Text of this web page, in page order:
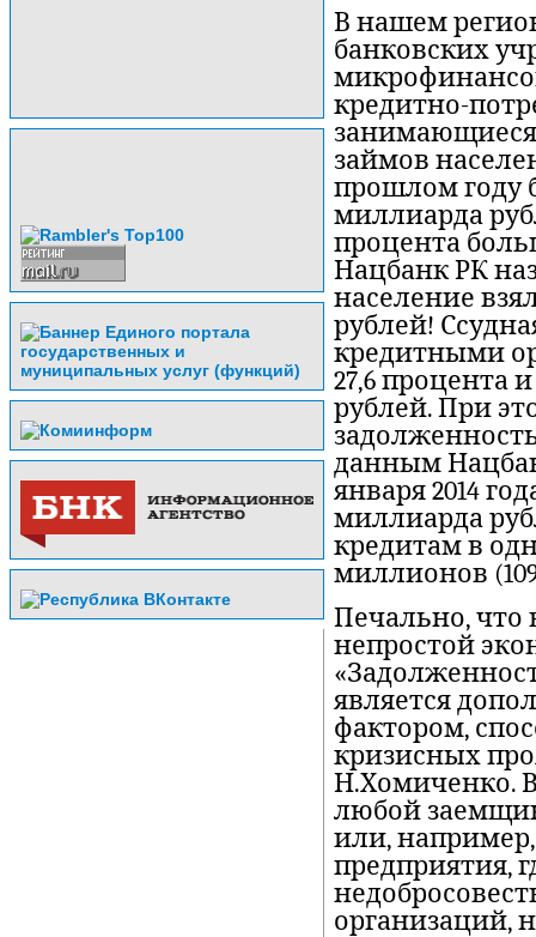
В нашем
банковских
кредитно-
займов
прошлом году
миллиарда
процента
Нацбанк РК
население
рублей!
кредитными
27,6 процента
рублей. При
данным
января 2014
миллиарда
кредитам в
миллионов
Печально, что
непростой
является
фактором,
кризисных
Н.Хомиченко.
любой
или, например,
предприятия,
организаций,